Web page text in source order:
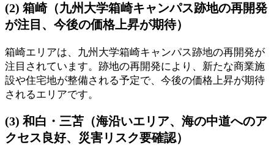
(2) 箱崎（九州大学箱崎キャンパス跡地の再開発
が注目、今後の価格上昇が期待）
箱崎エリアは、九州大学箱崎キャンパス跡地の再開発が
注目されています。跡地の再開発により、新たな商業施
設や住宅地が整備される予定で、今後の価格上昇が期待
されるエリアです。
(3) 和白・三苫（海沿いエリア、海の中道へのア
クセス良好、災害リスク要確認）